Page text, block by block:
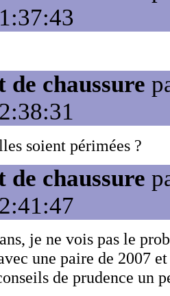
de chaussure
soient périmées ?
de chaussure
je ne vois pas le
une paire de 2007
de prudence un